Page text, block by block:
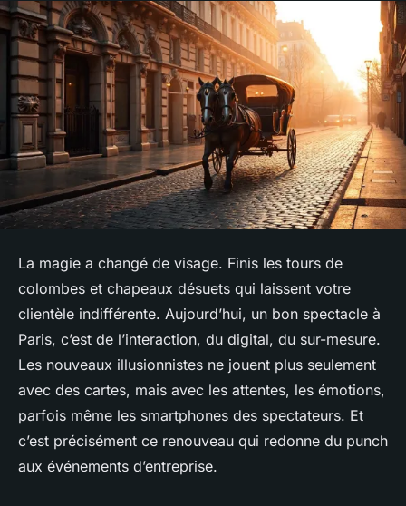
La magie a changé de visage. Finis les tours de
colombes et chapeaux désuets qui laissent votre
clientèle indifférente. Aujourd’hui, un bon spectacle à
Paris, c’est de l’interaction, du digital, du sur-mesure.
Les nouveaux illusionnistes ne jouent plus seulement
avec des cartes, mais avec les attentes, les émotions,
parfois même les smartphones des spectateurs. Et
c’est précisément ce renouveau qui redonne du punch
aux événements d’entreprise.